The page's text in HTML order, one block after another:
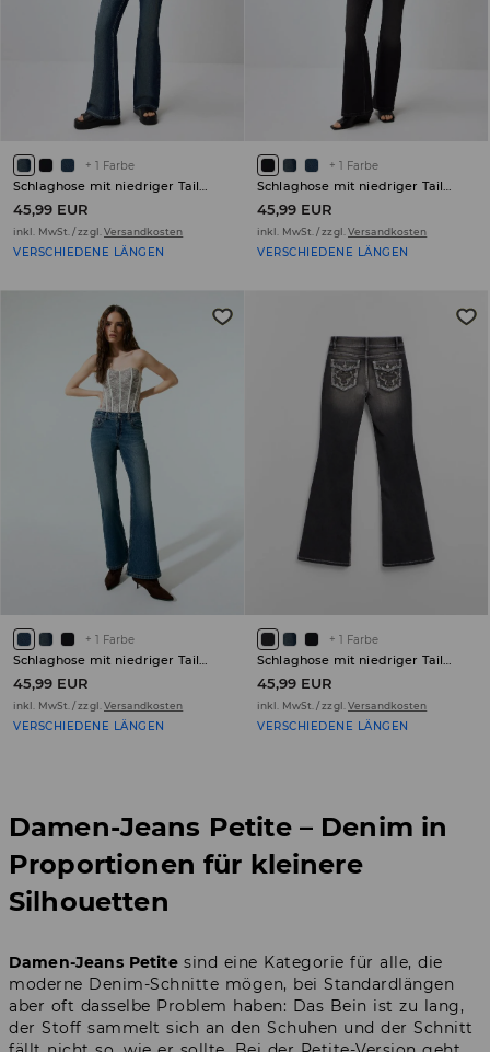
+ 1 Farbe
Schlaghose mit niedriger Taille PETITE
45,99 EUR
inkl. MwSt. / zzgl.Versandkosten
VERSCHIEDENE LÄNGEN
+ 1 Farbe
Schlaghose mit niedriger Taille PETITE
45,99 EUR
inkl. MwSt. / zzgl.Versandkosten
VERSCHIEDENE LÄNGEN
+ 1 Farbe
Schlaghose mit niedriger Taille PETITE
45,99 EUR
inkl. MwSt. / zzgl. Versandkosten
VERSCHIEDENE LÄNGEN
+ 1 Farbe
Schlaghose mit niedriger Taille PETITE
45,99 EUR
inkl. MwSt. / zzgl. Versandkosten
VERSCHIEDENE LÄNGEN
Damen-Jeans Petite – Denim in
Proportionen für kleinere
Silhouetten
Damen-Jeans Petitesind eine Kategorie für alle, die
moderne Denim-Schnitte mögen, bei Standardlängen
aber oft dasselbe Problem haben: Das Bein ist zu lang,
der Stoff sammelt sich an den Schuhen und der Schnitt